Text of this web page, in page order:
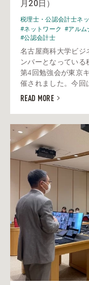
月20日）
税理士・公認会計士ネ
#ネットワーク #アルム
#公認会計士
名古屋商科大学ビジ
ンバーとなってい
第4回勉強会が東京
催されました。今回
READ MORE